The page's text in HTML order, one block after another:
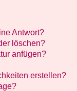
Antwort?
löschen?
anfügen?
erstellen?